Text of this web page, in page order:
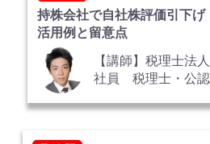
持株会社で自社株評価引下
活用例と留意点
【講師】税理士
社員 税理士・公